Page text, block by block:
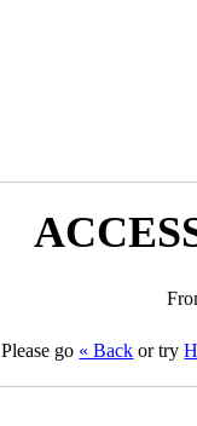
Please go « Back or try